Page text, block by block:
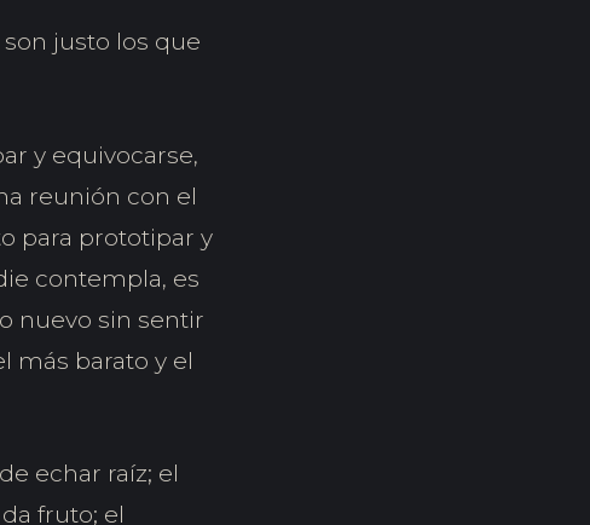
justo los que
y equivocarse,
reunión con el
para prototipar y
contempla, es
nuevo sin sentir
más barato y el
echar raíz; el
fruto; el